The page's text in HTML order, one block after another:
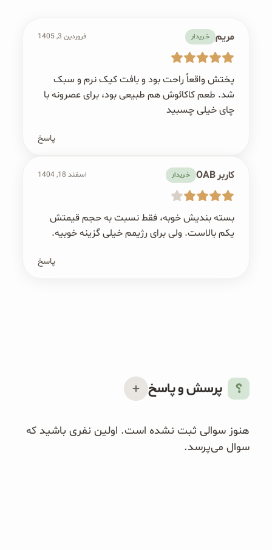
مریم خریدار فروردین 3, 1405
پختش واقعاً راحت بود و بافت کیک نرم و سبک
شد. طعم کاکائوش هم طبیعی بود، برای عصرونه با
چای خیلی چسبید
پاسخ
کاربر OAB خریدار اسفند 18, 1404
بسته بندیش خوبه، فقط نسبت به حجم قیمتش
یکم بالاست. ولی برای رژیمم خیلی گزینه خوبیه.
پاسخ
پرسش و پاسخ
هنوز سوالی ثبت نشده است. اولین نفری باشید که
سوال می‌پرسد.